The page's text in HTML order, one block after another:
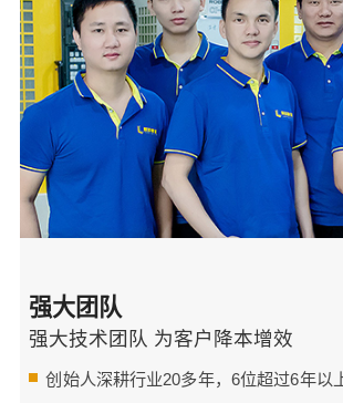
强大团队
强大技术团队 为客户降本增效
创始人深耕行业20多年，6位超过6年以